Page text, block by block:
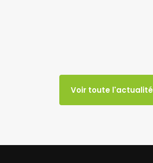
Voir toute l'actualité